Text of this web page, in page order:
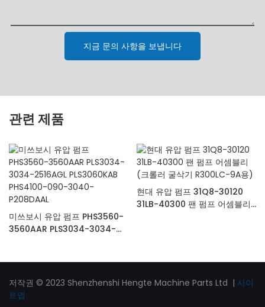
지금 문의 사항을 보냅니다
관련 제품
미쓰보시 유압 펌프 PHS3560-
3560AAR PLS3034-3034-
현대 유압 펌프 31Q8-30120
31LB-40300 팬 펌프 어셈블리
저작권 © 2023 Shenzhenshi Hengte Machine Parts Ltd | 사이
트맵